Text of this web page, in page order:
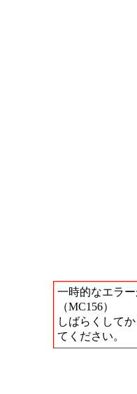
一時的なエラー
（MC156）
しばらくして
てください。